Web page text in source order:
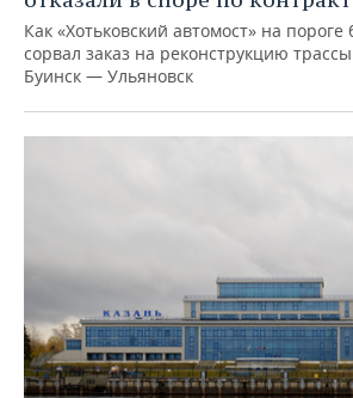
Как «Хотьковский автомост» на пороге
сорвал заказ на реконструкцию
Буинск — Ульяновск